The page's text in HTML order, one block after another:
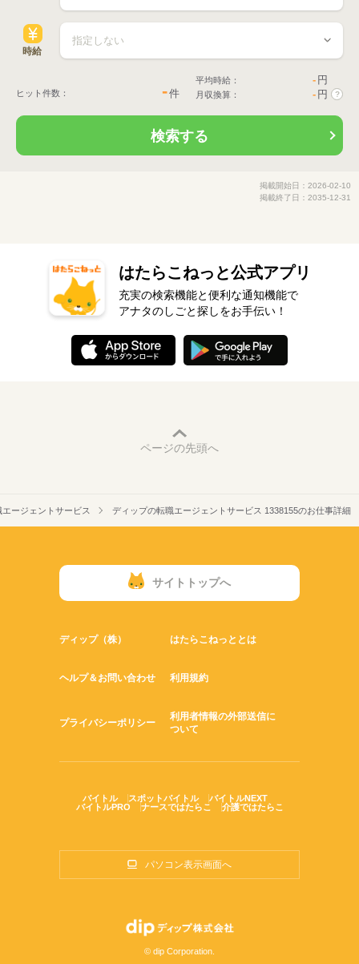
時給
ヒット件数： -件
平均時給： - 円
月収換算： - 円 ?
検索する
掲載開始日：2026-02-10
掲載終了日：2035-12-31
はたらこねっと公式アプリ
充実の検索機能と便利な通知機能で
アナタのしごと探しをお手伝い！
ページの先頭へ
ージェントサービス ディップの転職エージェントサービス 1338155のお仕事詳細
サイトトップへ
ディップ（株） はたらこねっととは
ヘルプ＆お問い合わせ 利用規約
プライバシーポリシー
利用者情報の外部送信に
ついて
バイトル スポットバイトル
バイトルNEXT
バイトルPRO
ナースではたらこ 介護ではたらこ
パソコン表示画面へ
© dip Corporation.